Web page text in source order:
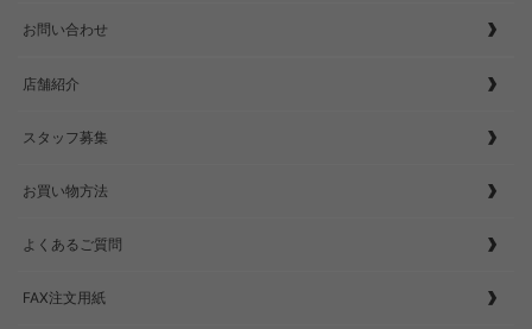
お問い合わせ
店舗紹介
スタッフ募集
お買い物方法
よくあるご質問
FAX注文用紙